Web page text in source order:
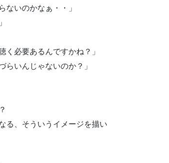
ないのかなぁ・・」
必要あるんですかね？」
いんじゃないのか？」
る、そういうイメージを描い